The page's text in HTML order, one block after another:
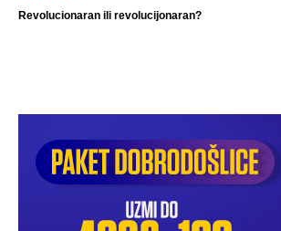
Revolucionaran ili revolucijonaran?